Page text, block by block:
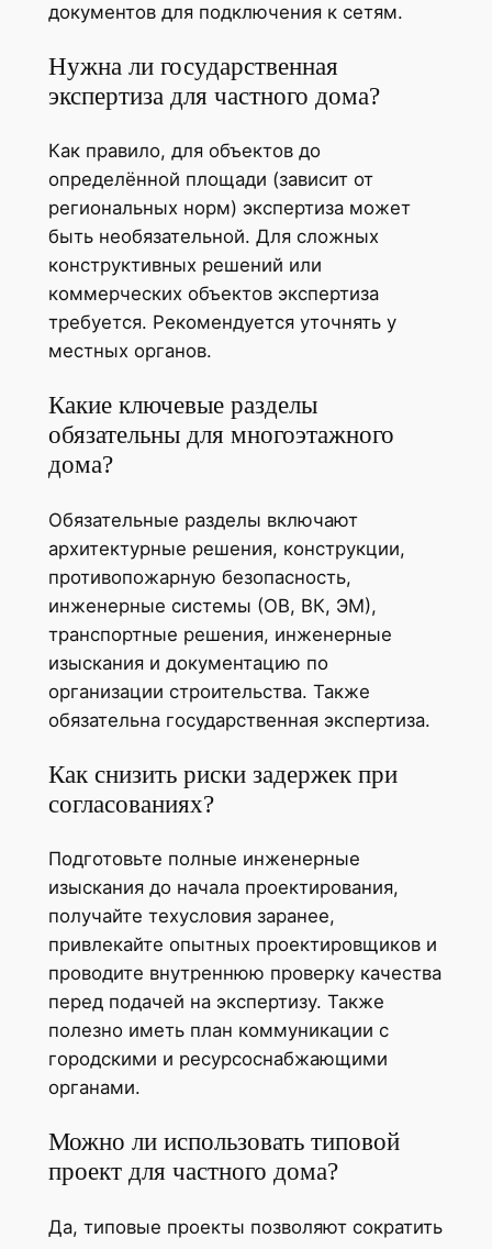
документов для подключения к сетям.
Нужна ли государственная
экспертиза для частного дома?
Как правило, для объектов до
определённой площади (зависит от
региональных норм) экспертиза может
быть необязательной. Для сложных
конструктивных решений или
коммерческих объектов экспертиза
требуется. Рекомендуется уточнять у
местных органов.
Какие ключевые разделы
обязательны для многоэтажного
дома?
Обязательные разделы включают
архитектурные решения, конструкции,
противопожарную безопасность,
инженерные системы (ОВ, ВК, ЭМ),
транспортные решения, инженерные
изыскания и документацию по
организации строительства. Также
обязательна государственная экспертиза.
Как снизить риски задержек при
согласованиях?
Подготовьте полные инженерные
изыскания до начала проектирования,
получайте техусловия заранее,
привлекайте опытных проектировщиков и
проводите внутреннюю проверку качества
перед подачей на экспертизу. Также
полезно иметь план коммуникации с
городскими и ресурсоснабжающими
органами.
Можно ли использовать типовой
проект для частного дома?
Да, типовые проекты позволяют сократить